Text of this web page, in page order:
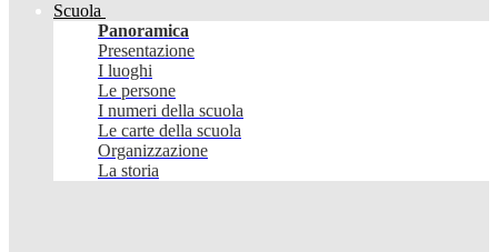
Scuola
Panoramica
Presentazione
I luoghi
Le persone
I numeri della scuola
Le carte della scuola
Organizzazione
La storia